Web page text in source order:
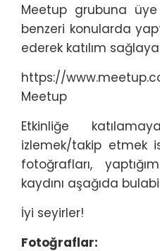
Meetup grubuna
benzeri konularda
ederek katılım
https://
Meetup
Etkinliğe
izlemek/takip etmek
fotoğrafları,
kaydını aşağıda
İyi seyirler!
Fotoğraflar: